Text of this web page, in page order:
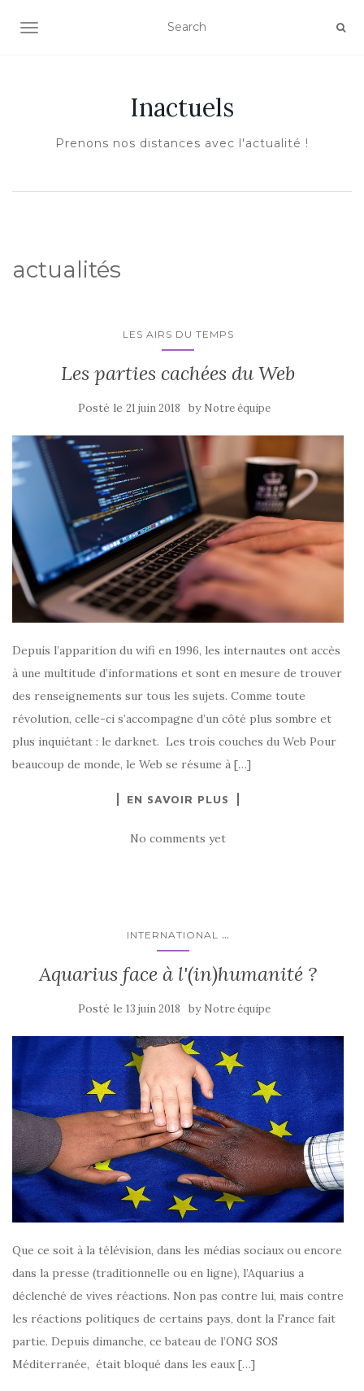
AFFICHER/MASQUER LA NAVIGATION
Inactuels
Prenons nos distances avec l'actualité !
actualités
LES AIRS DU TEMPS
Les parties cachées du Web
Posté le 21 juin 2018 by Notre équipe
Depuis l’apparition du wifi en 1996, les internautes ont accès
à une multitude d’informations et sont en mesure de trouver
des renseignements sur tous les sujets. Comme toute
révolution, celle-ci s’accompagne d’un côté plus sombre et
plus inquiétant : le darknet. Les trois couches du Web Pour
beaucoup de monde, le Web se résume à […]
EN SAVOIR PLUS
No comments yet
INTERNATIONAL ...
Aquarius face à l'(in)humanité ?
Posté le 13 juin 2018 by Notre équipe
Que ce soit à la télévision, dans les médias sociaux ou encore
dans la presse (traditionnelle ou en ligne), l’Aquarius a
déclenché de vives réactions. Non pas contre lui, mais contre
les réactions politiques de certains pays, dont la France fait
partie. Depuis dimanche, ce bateau de l’ONG SOS
Méditerranée, était bloqué dans les eaux […]